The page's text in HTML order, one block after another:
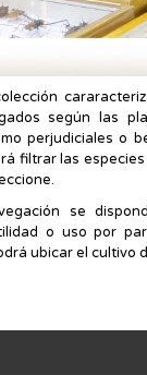
según las
perjudiciales o
filtrar las
se
o uso por
ubicar el cultivo